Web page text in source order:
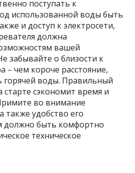
поступать к
использованной воды быть
и доступ к электросети,
должна
вашей
забывайте о близости к
– чем короче расстояние,
воды. Правильный
сэкономит время и
во внимание
также удобство его
должно быть комфортно
техническое